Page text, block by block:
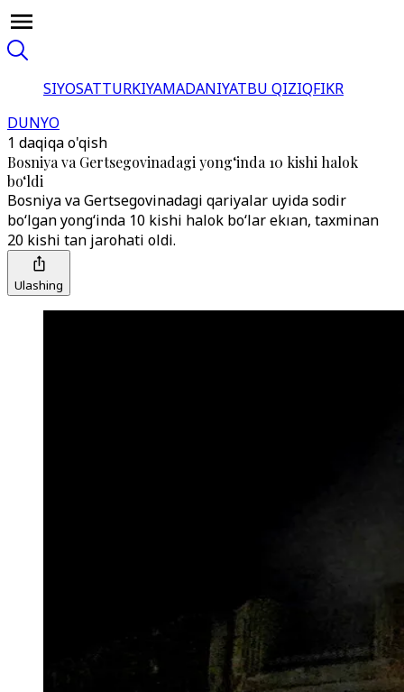
SIYOSATTURKIYAMADANIYATBU QIZIQFIKR
DUNYO
1 daqiqa o'qish
Bosniya va Gertsegovinadagi yong‘inda 10 kishi halok
bo‘ldi
Bosniya va Gertsegovinadagi qariyalar uyida sodir
bo‘lgan yong‘inda 10 kishi halok bo‘lar ekıan, taxminan
20 kishi tan jarohati oldi.
Ulashing